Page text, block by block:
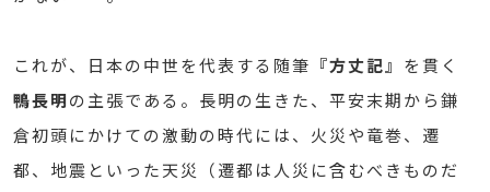
これが、日本の中世を代表する随筆 『方丈記』 を貫く
鴨長明の主張である。長明の生きた、平安末期から鎌
倉初頭にかけての激動の時代には、火災や竜巻、遷
都、地震といった天災（遷都は人災に含むべきものだ